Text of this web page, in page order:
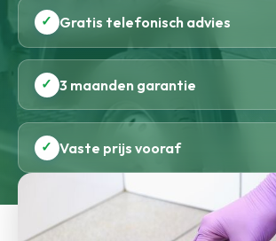
✓ Gratis telefonisch advies
✓ 3 maanden garantie
✓ Vaste prijs vooraf